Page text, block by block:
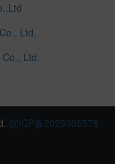
Ltd.
Ltd.
皖ICP备2023005578